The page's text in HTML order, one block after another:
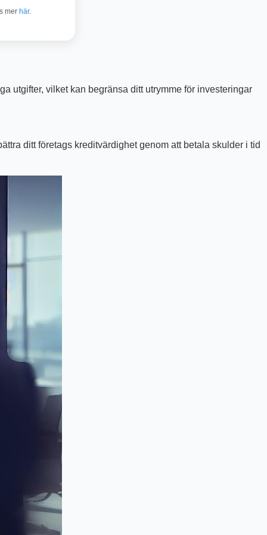
mer här.
utgifter, vilket kan begränsa ditt utrymme för investeringar
ditt företags kreditvärdighet genom att betala skulder i tid